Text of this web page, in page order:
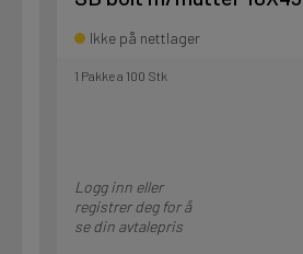
Ikke på nettlager
1 Pakke a 100 Stk
Logg inn eller
registrer deg for å
se din avtalepris